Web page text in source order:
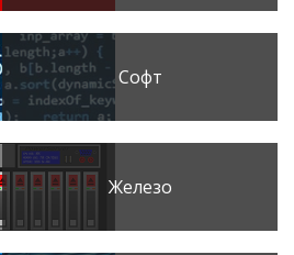
Софт
Железо